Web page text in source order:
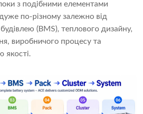
з подібними елементами
по-різному залежно від
(BMS), теплового дизайну,
виробничого процесу та
якості.